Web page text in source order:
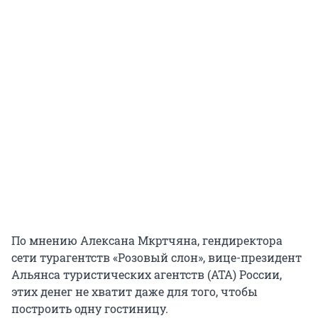
По мнению Алексана Мкртчяна, гендиректора
сети турагентств «Розовый слон», вице-президент
Альянса туристических агентств (АТА) России,
этих денег не хватит даже для того, чтобы
построить одну гостиницу.